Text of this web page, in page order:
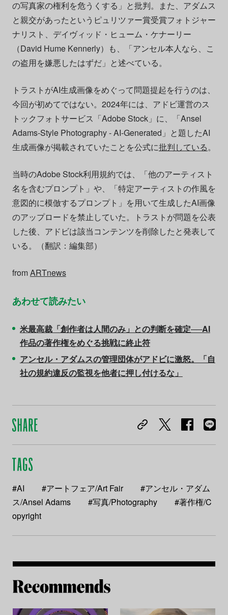
の写真家の権利を危うくする」と批判。また、アダムス
と親交があったというピュリツァー賞受賞フォトジャー
ナリスト、デイヴィッド・ヒューム・ケナーリー
（David Hume Kennerly）も、「アンセル本人なら、こ
の盗用を嫌悪したはずだ」と述べている。
トラストがAI生成画像をめぐって問題提起を行うのは、
今回が初めてではない。2024年には、アドビ運営のス
トックフォトサービス「Adobe Stock」に、「Ansel
Adams-Style Photography - AI-Generated」と題したAI
生成画像が掲載されていたことを公式に批判している。
当時のAdobe Stock利用規約では、「他のアーティスト
名を含むプロンプト」や、「特定アーティストの作風を
意図的に模倣するプロンプト」を用いて生成したAI画像
のアップロードを禁止していた。トラストが問題を公表
した後、アドビは該当コンテンツを削除したと発表して
いる。（翻訳：編集部）
fromARTnews
あわせて読みたい
米最高裁「創作者は人間のみ」との判断を確定──AI
作品の著作権をめぐる挑戦に終止符
アンセル・アダムスの管理団体がアドビに激怒。「自
社の規約違反の監視を他者に押し付けるな」
#AI #アートフェア/Art Fair
#アンセル・アダム
ス/Ansel Adams
#写真/Photography
#著作権/C
opyright